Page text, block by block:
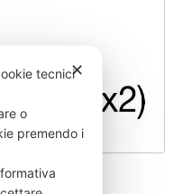
A
✕
tecnici
o
premendo i